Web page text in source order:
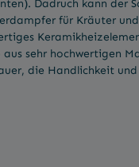
Dadruch kann
für Kräuter
sehr hochwertigen
die Handlichkeit